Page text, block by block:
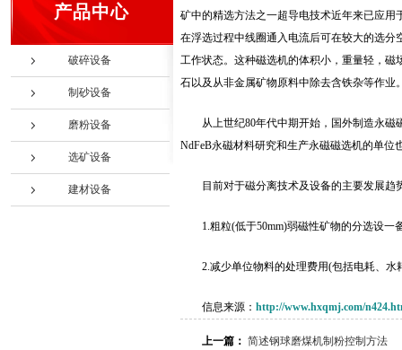
产品中心
破碎设备
制砂设备
磨粉设备
选矿设备
建材设备
矿中的精选方法之一超导电技术近年来已应
在浮选过程中线圈通入电流后可在较大的选分
工作状态。这种磁选机的体积小，重量轻，
石以及从非金属矿物原料中除去含铁杂等作业
从上世纪80年代中期开始，国外制造永
NdFeB永磁材料研究和生产永磁磁选机的单位
目前对于磁分离技术及设备的主要发展趋
1.粗粒(低于50mm)弱磁性矿物的分选设
2.减少单位物料的处理费用(包括电耗、
信息来源： http://www.hxqmj.com/
上一篇： 简述钢球磨煤机制粉控制方法